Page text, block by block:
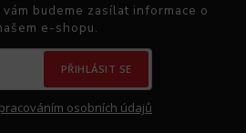
budeme zasílat informace o
e-shopu.
PŘIHLÁSIT SE
osobních údajů